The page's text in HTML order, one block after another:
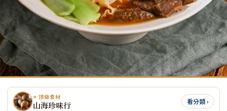
⭐ 頂級食材
山海珍味行 看分類 ›